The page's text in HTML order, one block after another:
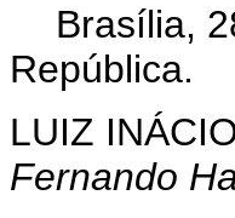
Brasília,
República.
LUIZ
Fernando